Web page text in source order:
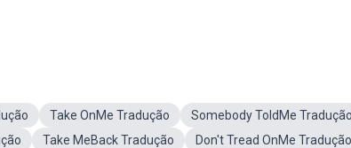
Take OnMe Tradução
Somebody ToldMe
Take MeBack Tradução
Don't Tread OnMe Tradução